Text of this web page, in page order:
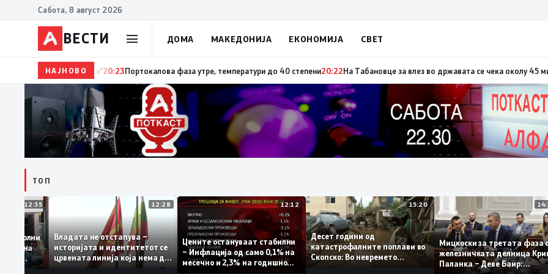
Сабота, 8 август 2026
ВЕСТИ ДОМА МАКЕДОНИЈА ЕКОНОМИЈА СВЕТ
НАЈНОВО20:24Сиљановска Давкова на Свечената академија по повод „30 години Општина Вевчани“20:23Портокалова фаза утре,
ТОП
12:35
се задоволни
на
12:28
Владата не отстапува –
историјата и идентитетот се
црвената линија која нема да
се погази
12:12
Цените остануваат стабилни
– Инфлација од само 0,1% на
месечно и 2,3% на годишно
15:20
Десет години од
катастрофалните поплави во
Скопско: Во невремето
Мицкоски за третата
железничката делница
Паланка – Деве Баир: